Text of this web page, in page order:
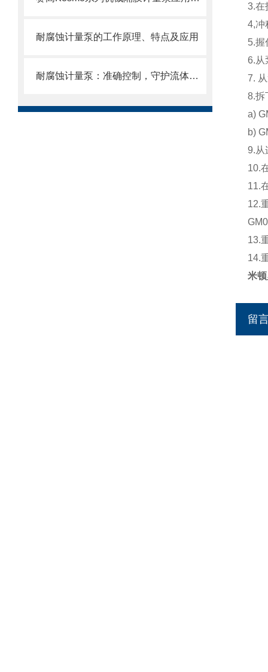
耐腐蚀计量泵的工作原理、特点及应用
耐腐蚀计量泵：准确控制，守护流体传输安全
3.在
4,冲
5.握
6.从
7.
8.拆
a)
b)
9.从
10.
11.
12.
13.
14.
米
留